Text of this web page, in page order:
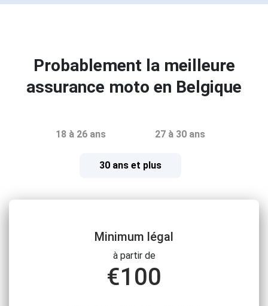
Probablement la meilleure
assurance moto en Belgique
18 à 26 ans 27 à 30 ans
30 ans et plus
Minimum légal
à partir de
€100